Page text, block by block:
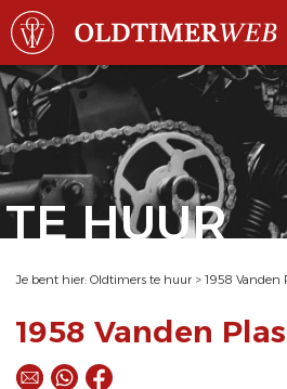
TE HUUR
Je bent hier: Oldtimers te huur > 1958 Vanden
1958 Vanden